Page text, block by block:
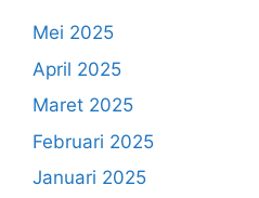
Mei 2025
April 2025
Maret 2025
Februari 2025
Januari 2025